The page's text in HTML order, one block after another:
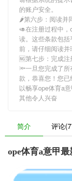
的账户安全。
🌶第六步：阅读并
🥑在注册过程中，
读。这些条款包
前，请仔细阅读并
🆖第七步：完成注
🔦一旦您完成了
款，恭喜您！您
以畅享ope体育a意
其他令人兴奋
简介 评论
ope体育a意甲最